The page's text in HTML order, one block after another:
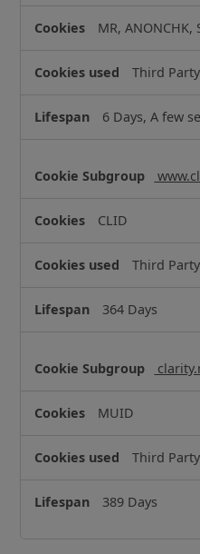
MR, ANONCHK,
Third Party
6 Days, A few
CLID
Third Party
364 Days
MUID
Third Party
389 Days